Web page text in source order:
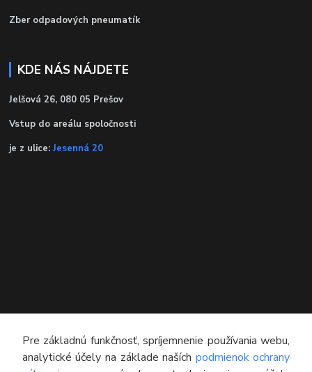
Zber odpadových pneumatík
KDE NÁS NÁJDETE
Jelšová 26, 080 05 Prešov
Vstup do areálu spoločnosti
je z ulice: Jesenná 20
KONTAKT
Technický poradca
Pre základnú funkčnosť, spríjemnenie používania webu,
analytické účely na základe naších podmienok ochrany